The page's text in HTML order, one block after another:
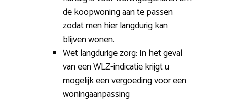
de koopwoning aan te passen
zodat men hier langdurig kan
blijven wonen.
Wet langdurige zorg: In het geval
van een WLZ-indicatie krijgt u
mogelijk een vergoeding voor een
woningaanpassing